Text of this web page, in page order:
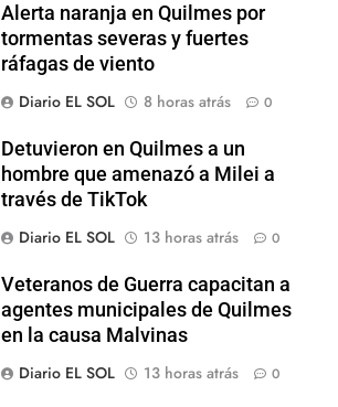
Alerta naranja en Quilmes por
tormentas severas y fuertes
ráfagas de viento
Diario EL SOL
8 horas atrás 0
Detuvieron en Quilmes a un
hombre que amenazó a Milei a
través de TikTok
Diario EL SOL
13 horas atrás 0
Veteranos de Guerra capacitan a
agentes municipales de Quilmes
en la causa Malvinas
Diario EL SOL
13 horas atrás 0